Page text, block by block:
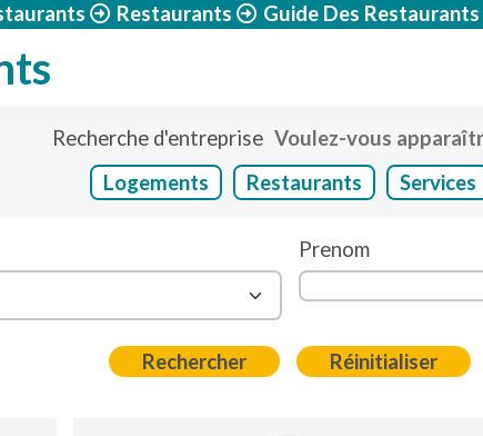
Restaurants Guide Des Restaurants
Recherche d'entreprise Voulez-vous
Logements
Restaurants Services
Prenom